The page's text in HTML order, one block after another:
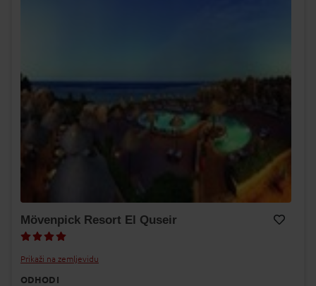
Mövenpick Resort El Quseir
Prikaži na zemljevidu
ODHODI